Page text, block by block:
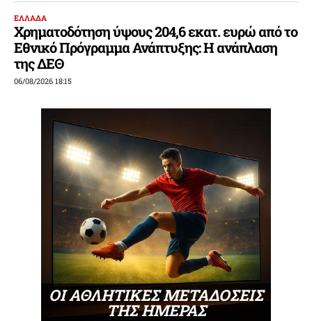
ΕΛΛΑΔΑ
Χρηματοδότηση ύψους 204,6 εκατ. ευρώ από το
Εθνικό Πρόγραμμα Ανάπτυξης: Η ανάπλαση
της ΔΕΘ
06/08/2026 18:15
ΟΙ ΑΘΛΗΤΙΚΕΣ ΜΕΤΑΔΟΣΕΙΣ
ΤΗΣ ΗΜΕΡΑΣ